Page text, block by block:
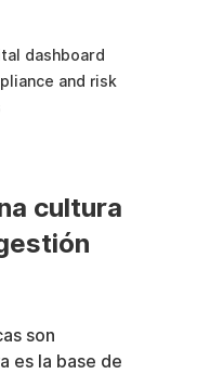
dashboard
and risk
cultura
son
es la base de